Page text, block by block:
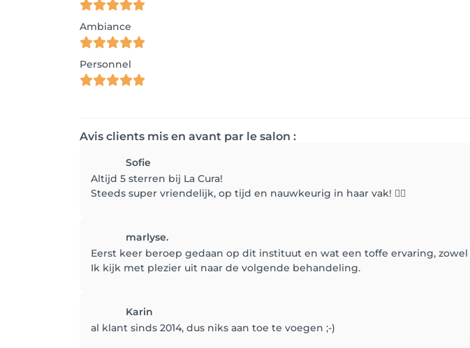
Ambiance
Personnel
Avis clients mis en avant par le salon :
Sofie
Altijd 5 sterren bij La Cura!
Steeds super vriendelijk, op tijd en nauwkeurig in haar vak! 👌🏼
marlyse.
Eerst keer beroep gedaan op dit instituut en wat een toffe ervaring,
Ik kijk met plezier uit naar de volgende behandeling.
Karin
al klant sinds 2014, dus niks aan toe te voegen ;-)